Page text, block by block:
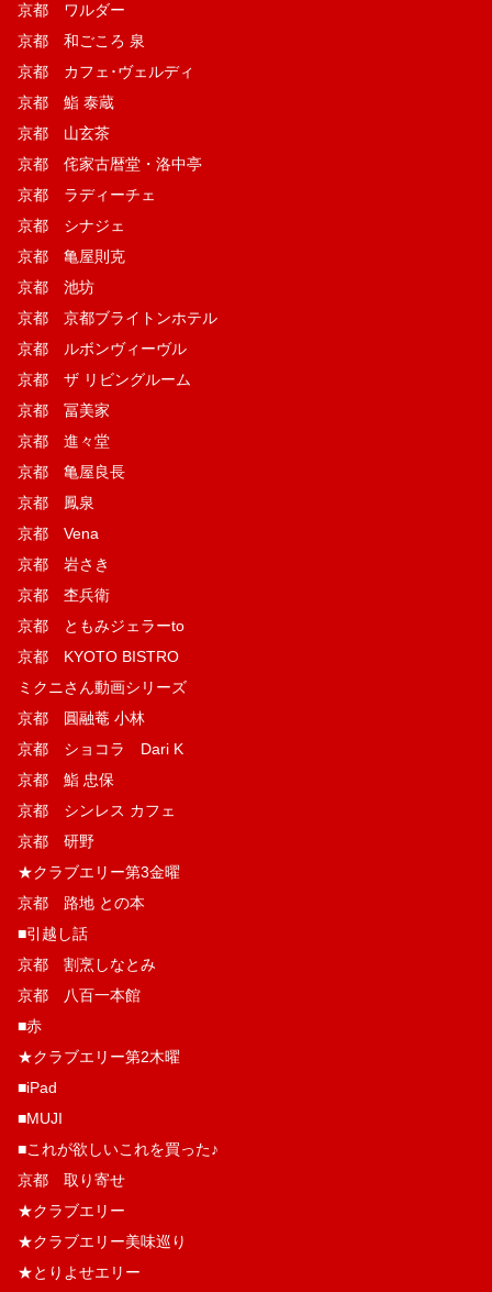
京都 ワルダー
京都 和ごころ 泉
京都 カフェ･ヴェルディ
京都 鮨 泰蔵
京都 山玄茶
京都 侘家古暦堂・洛中亭
京都 ラディーチェ
京都 シナジェ
京都 亀屋則克
京都 池坊
京都 京都ブライトンホテル
京都 ルボンヴィーヴル
京都 ザ リビングルーム
京都 冨美家
京都 進々堂
京都 亀屋良長
京都 鳳泉
京都 Vena
京都 岩さき
京都 杢兵衛
京都 ともみジェラーto
京都 KYOTO BISTRO
ミクニさん動画シリーズ
京都 圓融菴 小林
京都 ショコラ Dari K
京都 鮨 忠保
京都 シンレス カフェ
京都 研野
★クラブエリー第3金曜
京都 路地 との本
■引越し話
京都 割烹しなとみ
京都 八百一本館
■赤
★クラブエリー第2木曜
■iPad
■MUJI
■これが欲しいこれを買った♪
京都 取り寄せ
★クラブエリー
★クラブエリー美味巡り
★とりよせエリー